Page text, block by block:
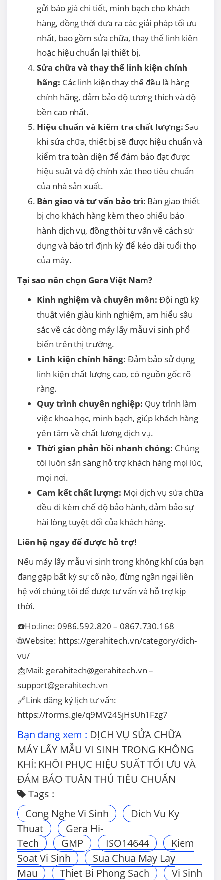
gửi báo giá chi tiết, minh bạch cho khách
hàng, đồng thời đưa ra các giải pháp tối ưu
nhất, bao gồm sửa chữa, thay thế linh kiện
hoặc hiệu chuẩn lại thiết bị.
Sửa chữa và thay thế linh kiện chính
hãng: Các linh kiện thay thế đều là hàng
chính hãng, đảm bảo độ tương thích và độ
bền cao nhất.
Hiệu chuẩn và kiểm tra chất lượng: Sau
khi sửa chữa, thiết bị sẽ được hiệu chuẩn và
kiểm tra toàn diện để đảm bảo đạt được
hiệu suất và độ chính xác theo tiêu chuẩn
của nhà sản xuất.
Bàn giao và tư vấn bảo trì: Bàn giao thiết
bị cho khách hàng kèm theo phiếu bảo
hành dịch vụ, đồng thời tư vấn về cách sử
dụng và bảo trì định kỳ để kéo dài tuổi thọ
của máy.
Tại sao nên chọn Gera Việt Nam?
Kinh nghiệm và chuyên môn: Đội ngũ kỹ
thuật viên giàu kinh nghiệm, am hiểu sâu
sắc về các dòng máy lấy mẫu vi sinh phổ
biến trên thị trường.
Linh kiện chính hãng: Đảm bảo sử dụng
linh kiện chất lượng cao, có nguồn gốc rõ
ràng.
Quy trình chuyên nghiệp: Quy trình làm
việc khoa học, minh bạch, giúp khách hàng
yên tâm về chất lượng dịch vụ.
Thời gian phản hồi nhanh chóng: Chúng
tôi luôn sẵn sàng hỗ trợ khách hàng mọi lúc,
mọi nơi.
Cam kết chất lượng: Mọi dịch vụ sửa chữa
đều đi kèm chế độ bảo hành, đảm bảo sự
hài lòng tuyệt đối của khách hàng.
Liên hệ ngay để được hỗ trợ!
Nếu máy lấy mẫu vi sinh trong không khí của bạn
đang gặp bất kỳ sự cố nào, đừng ngần ngại liên
hệ với chúng tôi để được tư vấn và hỗ trợ kịp
thời.
☎️Hotline: 0986.592.820 – 0867.730.168
🌐Website: https://gerahitech.vn/category/dich-
vu/
📩Mail: gerahitech@gerahitech.vn –
support@gerahitech.vn
🔗Link đăng ký lịch tư vấn:
https://forms.gle/q9MV24SjHsUh1Fzg7
Bạn đang xem : DỊCH VỤ SỬA CHỮA
MÁY LẤY MẪU VI SINH TRONG KHÔNG
KHÍ: KHÔI PHỤC HIỆU SUẤT TỐI ƯU VÀ
ĐẢM BẢO TUÂN THỦ TIÊU CHUẨN
Tags :
Cong Nghe Vi Sinh
Dich Vu Ky
Thuat
Gera Hi-
Tech
GMP ISO14644
Kiem
Soat Vi Sinh
Sua Chua May Lay
Mau
Thiet Bi Phong Sach
Vi Sinh